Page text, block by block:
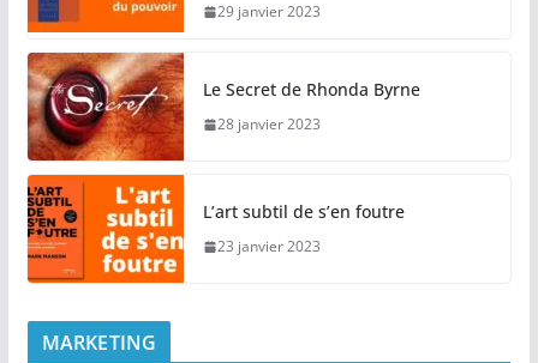
29 janvier 2023
Le Secret de Rhonda Byrne
28 janvier 2023
L’art subtil de s’en foutre
23 janvier 2023
MARKETING